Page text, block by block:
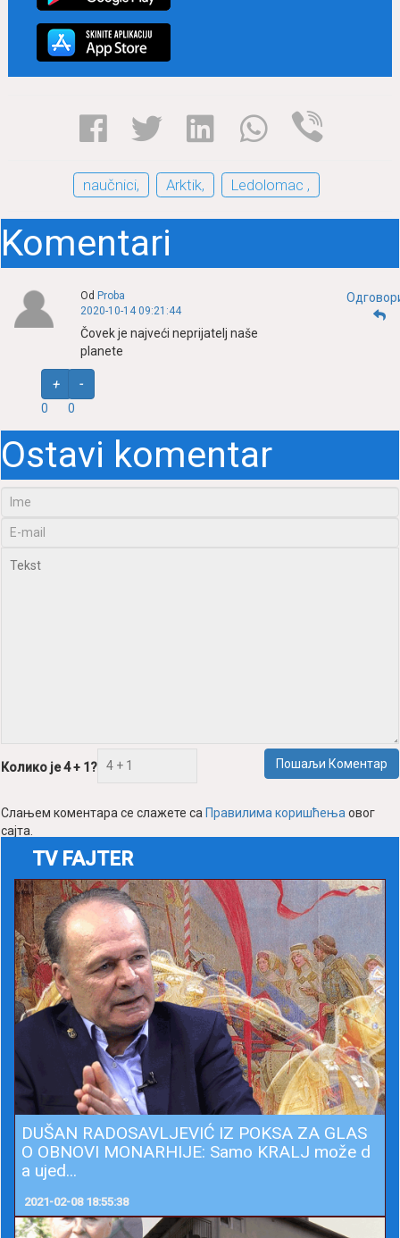
naučnici, Arktik, Ledolomac ,
Komentari
Od Proba
2020-10-14 09:21:44
Čovek je najveći neprijatelj naše
planete
+
0
-
0
Ostavi komentar
Колико је 4 + 1? Пошаљи Коментар
Слањем коментара се слажете са Правилима коришћења овог
сајта.
TV FAJTER
DUŠAN RADOSAVLJEVIĆ IZ POKSA ZA GLAS
O OBNOVI MONARHIJE: Samo KRALJ može d
a ujed...
2021-02-08 18:55:38